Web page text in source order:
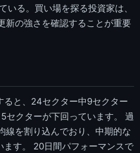
いる。買い場を探る投資家は、
新の強さを確認することが重要
ると、24セクター中9セクター
セクターが下回っています。 過
線を割り込んでおり、中期的な
ます。 20日間パフォーマンスで